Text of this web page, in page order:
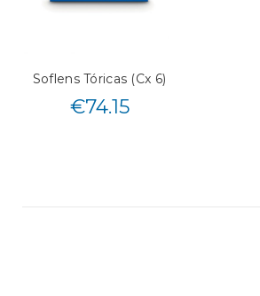
Soflens Tóricas (Cx 6)
€74.15